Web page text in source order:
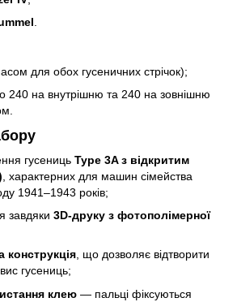
для обох гусеничних стрічок);
240 на внутрішню та 240 на зовнішню
гусениць Type 3A з відкритим
, характерних для машин сімейства
1941–1943 років;
завдяки 3D-друку з фотополімерної
конструкція, що дозволяє відтворити
гусениць;
клею — пальці фіксуються